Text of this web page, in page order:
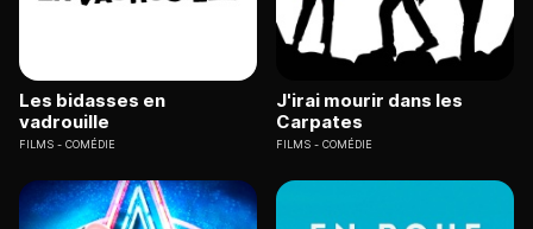
Les bidasses en
vadrouille
FILMS COMÉDIE
J'irai mourir dans les
Carpates
FILMS COMÉDIE